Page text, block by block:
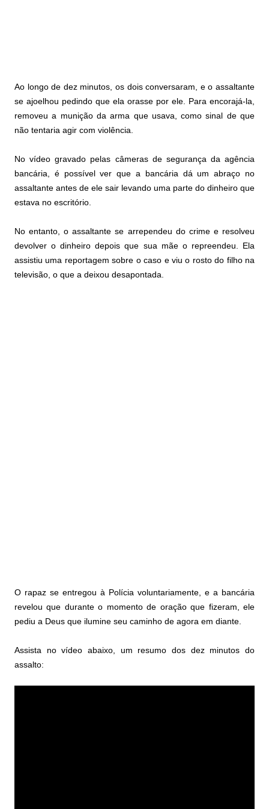
Ao longo de dez minutos, os dois conversaram, e o assaltante
se ajoelhou pedindo que ela orasse por ele. Para encorajá-la,
removeu a munição da arma que usava, como sinal de que
não tentaria agir com violência.
No vídeo gravado pelas câmeras de segurança da agência
bancária, é possível ver que a bancária dá um abraço no
assaltante antes de ele sair levando uma parte do dinheiro que
estava no escritório.
No entanto, o assaltante se arrependeu do crime e resolveu
devolver o dinheiro depois que sua mãe o repreendeu. Ela
assistiu uma reportagem sobre o caso e viu o rosto do filho na
televisão, o que a deixou desapontada.
O rapaz se entregou à Polícia voluntariamente, e a bancária
revelou que durante o momento de oração que fizeram, ele
pediu a Deus que ilumine seu caminho de agora em diante.
Assista no vídeo abaixo, um resumo dos dez minutos do
assalto: